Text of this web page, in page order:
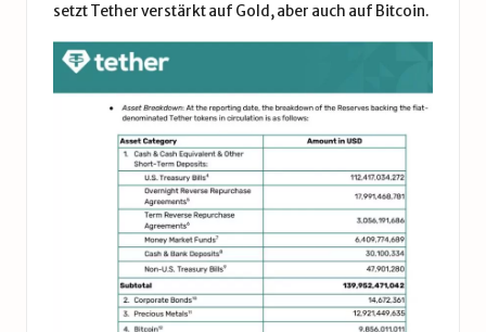
setzt Tether verstärkt auf Gold, aber auch auf Bitcoin.